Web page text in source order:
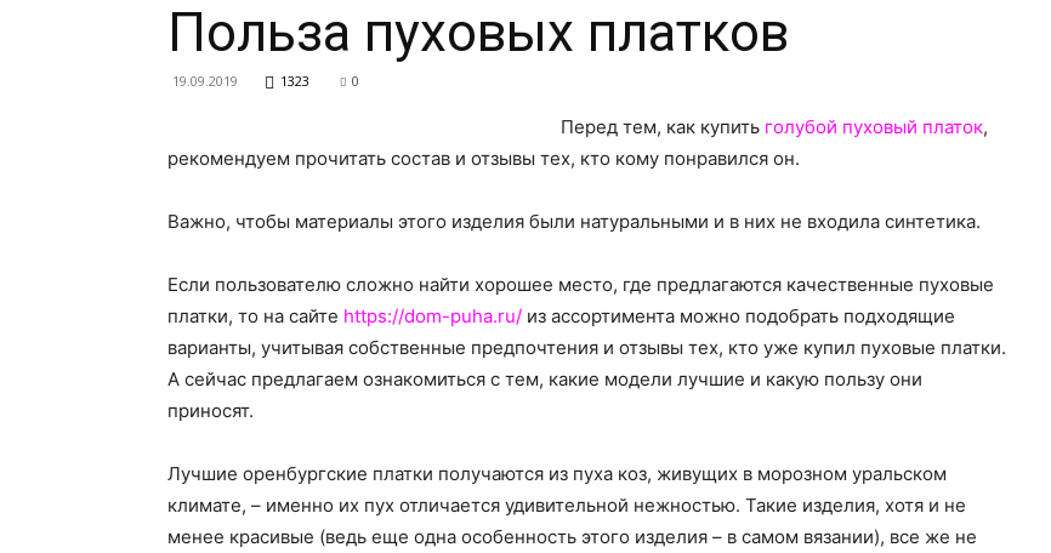
все
о
Польза пуховых платков
19.09.2019 1323 0
Перед тем, как купить голубой пуховый платок,
рекомендуем прочитать состав и отзывы тех, кто кому понравился он.
Важно, чтобы материалы этого изделия были натуральными и в них не входила синтетика.
Если пользователю сложно найти хорошее место, где предлагаются качественные пуховые
платки, то на сайте https://dom-puha.ru/ из ассортимента можно подобрать подходящие
варианты, учитывая собственные предпочтения и отзывы тех, кто уже купил пуховые платки.
А сейчас предлагаем ознакомиться с тем, какие модели лучшие и какую пользу они
приносят.
Лучшие оренбургские платки получаются из пуха коз, живущих в морозном уральском
климате, – именно их пух отличается удивительной нежностью. Такие изделия, хотя и не
менее красивые (ведь еще одна особенность этого изделия – в самом вязании), все же не